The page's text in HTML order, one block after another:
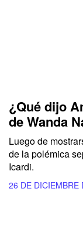
¿Qué dijo
de Wanda
Luego de
de la polémica
Icardi.
26 DE DICIEMBRE